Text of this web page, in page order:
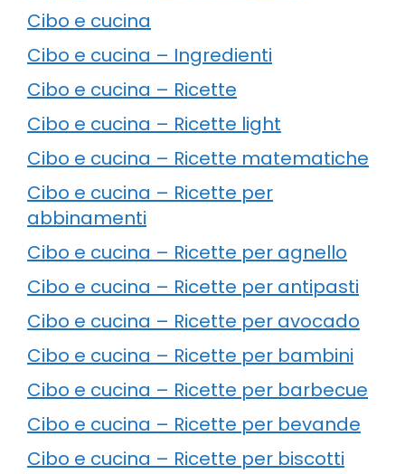
Cibo e cucina
Cibo e cucina – Ingredienti
Cibo e cucina – Ricette
Cibo e cucina – Ricette light
Cibo e cucina – Ricette matematiche
Cibo e cucina – Ricette per
abbinamenti
Cibo e cucina – Ricette per agnello
Cibo e cucina – Ricette per antipasti
Cibo e cucina – Ricette per avocado
Cibo e cucina – Ricette per bambini
Cibo e cucina – Ricette per barbecue
Cibo e cucina – Ricette per bevande
Cibo e cucina – Ricette per biscotti